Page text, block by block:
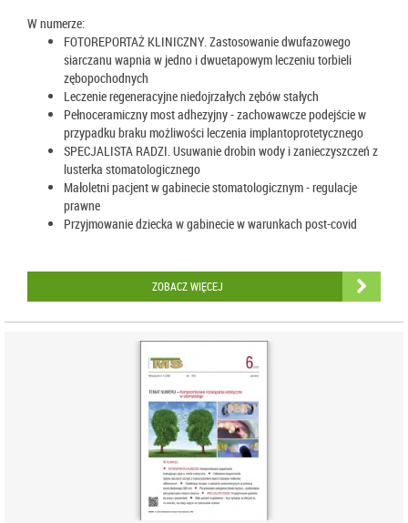
W numerze:
FOTOREPORTAŻ KLINICZNY. Zastosowanie dwufazowego
siarczanu wapnia w jedno i dwuetapowym leczeniu torbieli
zębopochodnych
Leczenie regeneracyjne niedojrzałych zębów stałych
Pełnoceramiczny most adhezyjny - zachowawcze podejście w
przypadku braku możliwości leczenia implantoprotetycznego
SPECJALISTA RADZI. Usuwanie drobin wody i zanieczyszczeń z
lusterka stomatologicznego
Małoletni pacjent w gabinecie stomatologicznym - regulacje
prawne
Przyjmowanie dziecka w gabinecie w warunkach post-covid
ZOBACZ WIĘCEJ